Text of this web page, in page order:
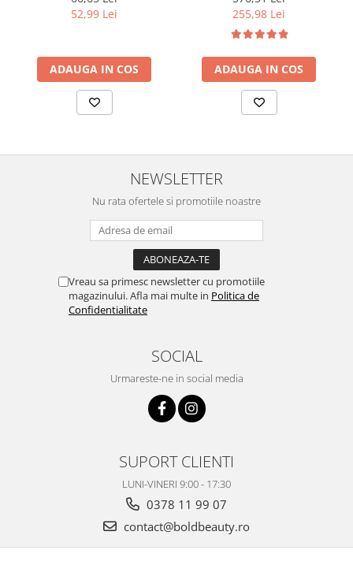
52,99 Lei
ADAUGA IN COS
255,98 Lei
ADAUGA IN COS
NEWSLETTER
Nu rata ofertele si promotiile noastre
Vreau sa primesc newsletter cu promotiile
magazinului. Afla mai multe in Politica de
Confidentialitate
SOCIAL
Urmareste-ne in social media
SUPORT CLIENTI
LUNI-VINERI 9:00 - 17:30
0378 11 99 07
contact@boldbeauty.ro